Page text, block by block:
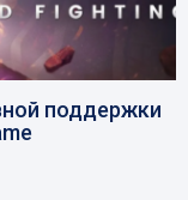
поддержки